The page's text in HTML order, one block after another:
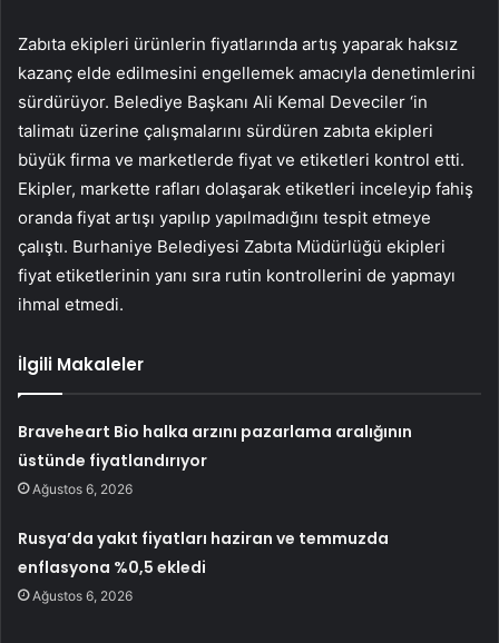
Zabıta ekipleri ürünlerin fiyatlarında artış yaparak haksız
kazanç elde edilmesini engellemek amacıyla denetimlerini
sürdürüyor. Belediye Başkanı Ali Kemal Deveciler ‘in
talimatı üzerine çalışmalarını sürdüren zabıta ekipleri
büyük firma ve marketlerde fiyat ve etiketleri kontrol etti.
Ekipler, markette rafları dolaşarak etiketleri inceleyip fahiş
oranda fiyat artışı yapılıp yapılmadığını tespit etmeye
çalıştı. Burhaniye Belediyesi Zabıta Müdürlüğü ekipleri
fiyat etiketlerinin yanı sıra rutin kontrollerini de yapmayı
ihmal etmedi.
İlgili Makaleler
Braveheart Bio halka arzını pazarlama aralığının
üstünde fiyatlandırıyor
Ağustos 6, 2026
Rusya’da yakıt fiyatları haziran ve temmuzda
enflasyona %0,5 ekledi
Ağustos 6, 2026